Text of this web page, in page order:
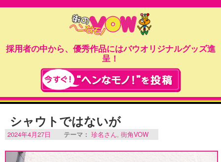
採用者の中から、優秀作品にはバウオリジナルグッズ進
呈！
シャウトではないが
2024年4月27日 テーマ： 珍名さん, 街角VOW